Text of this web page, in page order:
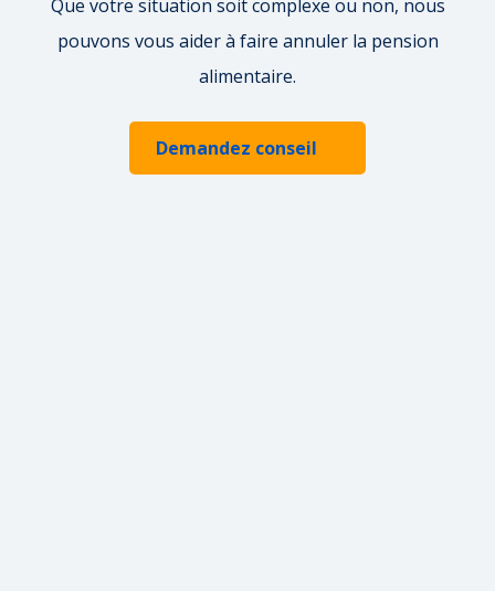
Que votre situation soit complexe ou non, nous
pouvons vous aider à faire annuler la pension
alimentaire.
Demandez conseil